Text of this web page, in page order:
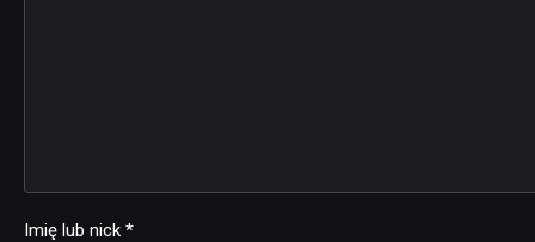
Imię lub nick *